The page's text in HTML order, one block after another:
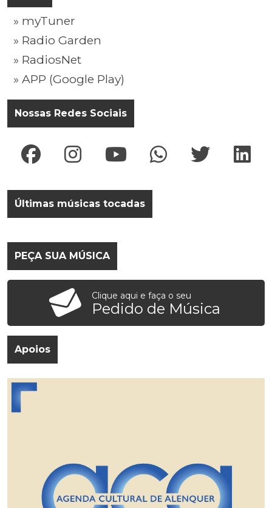
» myTuner
» Radio Garden
» RadiosNet
» APP (Google Play)
Nossas Redes Sociais
Últimas músicas tocadas
PEÇA SUA MÚSICA
Clique aqui e faça o seu
Pedido de Música
Apoios